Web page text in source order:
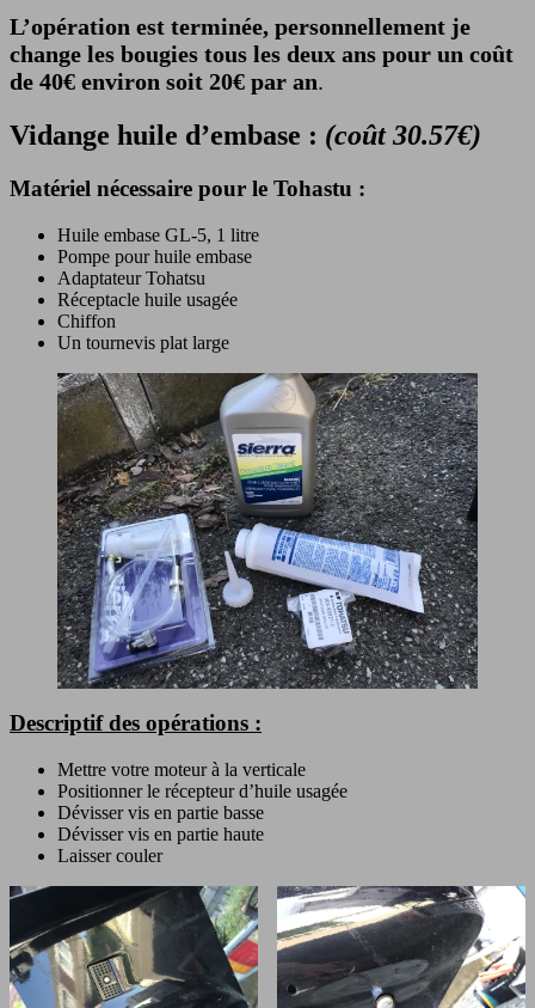
L’opération est terminée, personnellement je
change les bougies tous les deux ans pour un coût
de 40€ environ soit 20€ par an.
Vidange huile d’embase : (coût 30.57€)
Matériel nécessaire pour le Tohastu :
Huile embase GL-5, 1 litre
Pompe pour huile embase
Adaptateur Tohatsu
Réceptacle huile usagée
Chiffon
Un tournevis plat large
Descriptif des opérations :
Mettre votre moteur à la verticale
Positionner le récepteur d’huile usagée
Dévisser vis en partie basse
Dévisser vis en partie haute
Laisser couler